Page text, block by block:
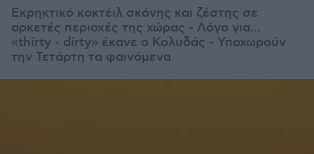
Εκρηκτικό κοκτέιλ σκόνης και ζέστης σε
αρκετές περιοχές της χώρας - Λόγο για...
«thirty - dirty» έκανε ο Κολυδάς - Υποχωρούν
την Τετάρτη τα φαινόμενα